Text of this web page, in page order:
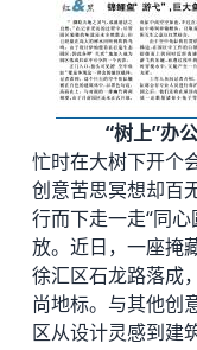
“树上”办
忙时在大树下开个
创意苦思冥想却百
行而下走一走“同
放。近日，一座掩
徐汇区石龙路落成
尚地标。与其他创
区从设计灵感到建